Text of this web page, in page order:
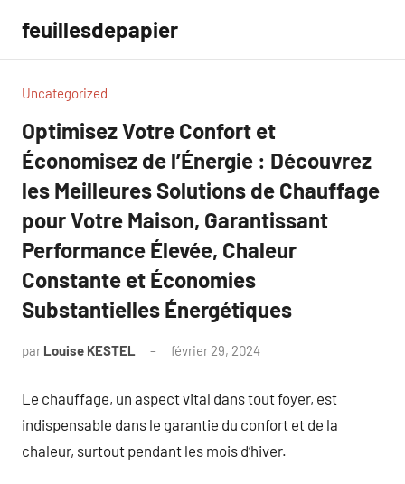
contenu
feuillesdepapier
Uncategorized
Optimisez Votre Confort et
Économisez de l’Énergie : Découvrez
les Meilleures Solutions de Chauffage
pour Votre Maison, Garantissant
Performance Élevée, Chaleur
Constante et Économies
Substantielles Énergétiques
par Louise KESTEL février 29, 2024
Le chauffage, un aspect vital dans tout foyer, est
indispensable dans le garantie du confort et de la
chaleur, surtout pendant les mois d’hiver.